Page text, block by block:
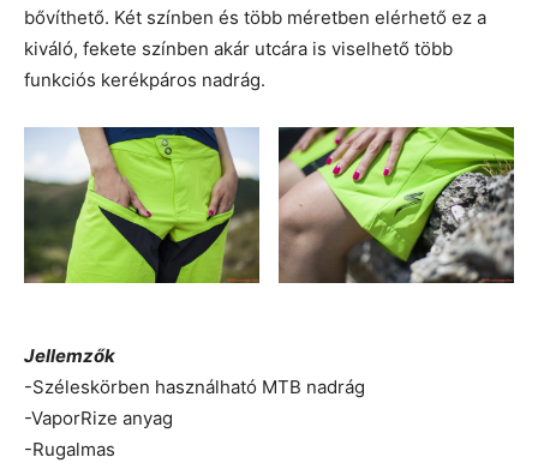
bővíthető. Két színben és több méretben elérhető ez a
kiváló, fekete színben akár utcára is viselhető több
funkciós kerékpáros nadrág.
Jellemzők
-Széleskörben használható MTB nadrág
-VaporRize anyag
-Rugalmas